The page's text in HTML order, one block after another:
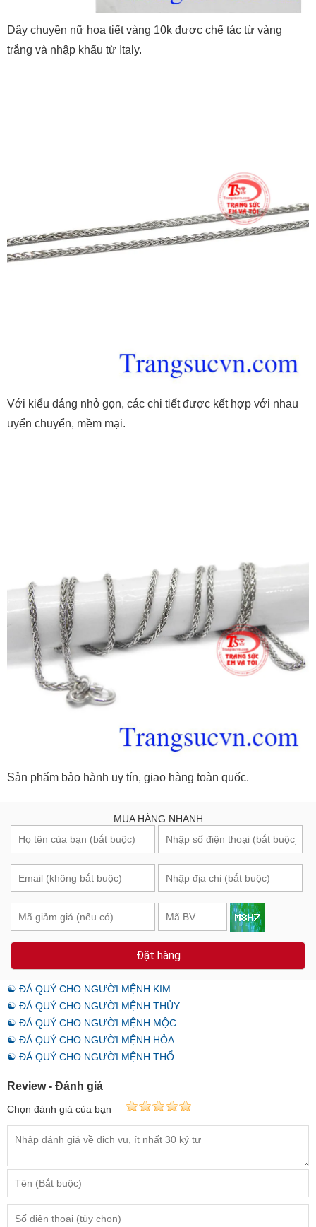
Dây chuyền nữ họa tiết vàng 10k được chế tác từ vàng
trắng và nhập khẩu từ Italy.
Với kiểu dáng nhỏ gọn, các chi tiết được kết hợp với nhau
uyển chuyển, mềm mại.
Sản phẩm bảo hành uy tín, giao hàng toàn quốc.
MUA HÀNG NHANH
Đặt hàng
☯ ĐÁ QUÝ CHO NGƯỜI MỆNH KIM
☯ ĐÁ QUÝ CHO NGƯỜI MỆNH THỦY
☯ ĐÁ QUÝ CHO NGƯỜI MỆNH MỘC
☯ ĐÁ QUÝ CHO NGƯỜI MỆNH HỎA
☯ ĐÁ QUÝ CHO NGƯỜI MỆNH THỔ
Review - Đánh giá
Chọn đánh giá của bạn